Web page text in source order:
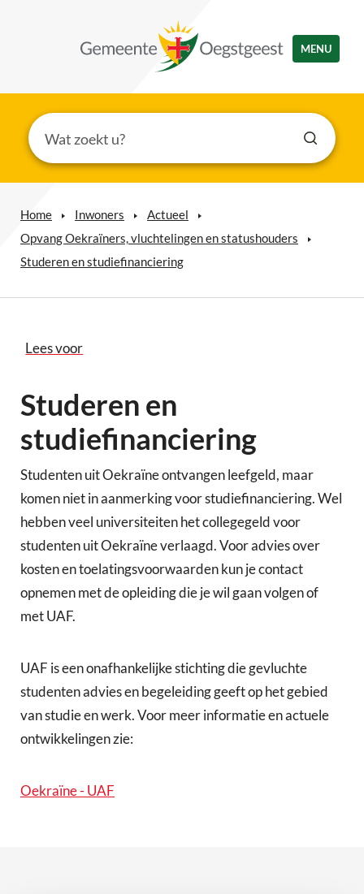
MENU
Home Inwoners
Actueel
Opvang Oekraïners, vluchtelingen en statushouders
Studeren en studiefinanciering
Lees voor
Studeren en
studiefinanciering
Studenten uit Oekraïne ontvangen leefgeld, maar
komen niet in aanmerking voor studiefinanciering. Wel
hebben veel universiteiten het collegegeld voor
studenten uit Oekraïne verlaagd. Voor advies over
kosten en toelatingsvoorwaarden kun je contact
opnemen met de opleiding die je wil gaan volgen of
met UAF.
UAF is een onafhankelijke stichting die gevluchte
studenten advies en begeleiding geeft op het gebied
van studie en werk. Voor meer informatie en actuele
ontwikkelingen zie:
Oekraïne - UAF